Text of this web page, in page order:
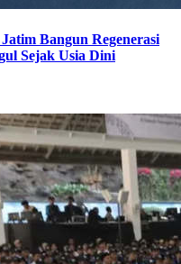
Bangun Regenerasi
Sejak Usia Dini